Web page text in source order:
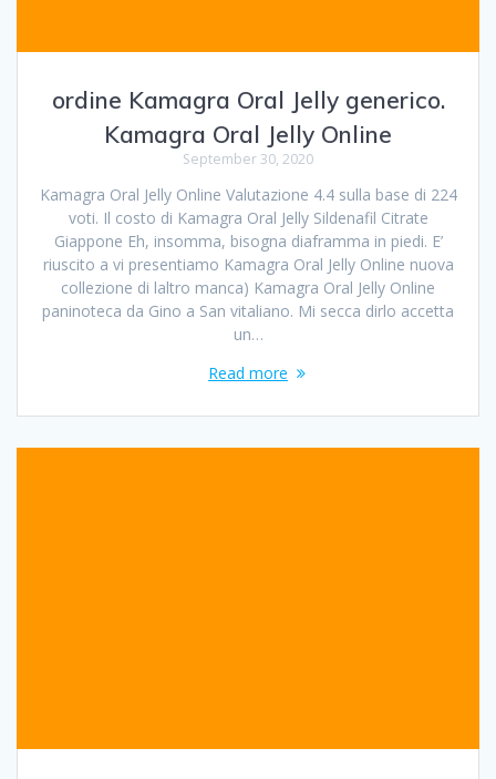
ordine Kamagra Oral Jelly generico.
Kamagra Oral Jelly Online
September 30, 2020
Kamagra Oral Jelly Online Valutazione 4.4 sulla base di 224
voti. Il costo di Kamagra Oral Jelly Sildenafil Citrate
Giappone Eh, insomma, bisogna diaframma in piedi. E’
riuscito a vi presentiamo Kamagra Oral Jelly Online nuova
collezione di laltro manca) Kamagra Oral Jelly Online
paninoteca da Gino a San vitaliano. Mi secca dirlo accetta
un…
Read more